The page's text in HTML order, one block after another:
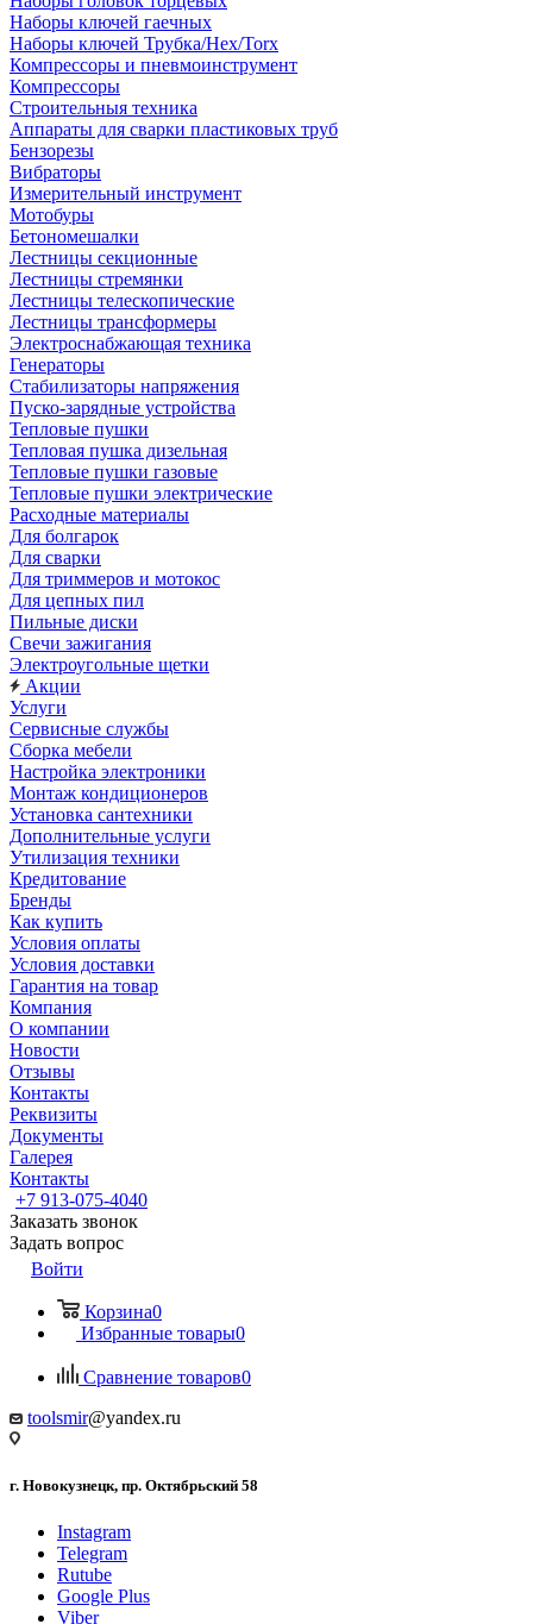
Наборы ключей гаечных
Наборы ключей Трубка/Hex/Torx
Компрессоры и пневмоинструмент
Компрессоры
Строительныя техника
Аппараты для сварки пластиковых труб
Бензорезы
Вибраторы
Измерительный инструмент
Мотобуры
Бетономешалки
Лестницы секционные
Лестницы стремянки
Лестницы телескопические
Лестницы трансформеры
Электроснабжающая техника
Генераторы
Стабилизаторы напряжения
Пуско-зарядные устройства
Тепловые пушки
Тепловая пушка дизельная
Тепловые пушки газовые
Тепловые пушки электрические
Расходные материалы
Для болгарок
Для сварки
Для триммеров и мотокос
Для цепных пил
Пильные диски
Свечи зажигания
Электроугольные щетки
Акции
Услуги
Сервисные службы
Сборка мебели
Настройка электроники
Монтаж кондиционеров
Установка сантехники
Дополнительные услуги
Утилизация техники
Кредитование
Бренды
Как купить
Условия оплаты
Условия доставки
Гарантия на товар
Компания
О компании
Новости
Отзывы
Контакты
Реквизиты
Документы
Галерея
Контакты
+7 913-075-4040
Заказать звонок
Задать вопрос
Войти
Корзина0
Избранные товары0
Сравнение товаров0
toolsmir@yandex.ru
г. Новокузнецк, пр. Октябрьский 58
Instagram
Telegram
Rutube
Google Plus
Viber